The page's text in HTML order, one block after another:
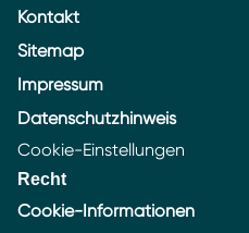
Kontakt
Sitemap
Impressum
Datenschutzhinweis
Cookie-Einstellungen
Recht
Cookie-Informationen